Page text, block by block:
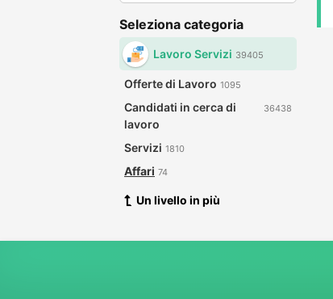
Seleziona categoria
Lavoro Servizi 39405
Offerte di Lavoro 1095
Candidati in cerca di
lavoro
36438
Servizi 1810
Affari 74
Un livello in più